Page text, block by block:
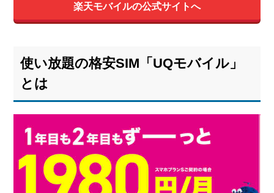
楽天モバイルの公式サイトへ
使い放題の格安SIM「UQモバイル」
とは